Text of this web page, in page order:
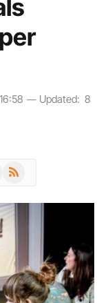
Updated: 8
RSS